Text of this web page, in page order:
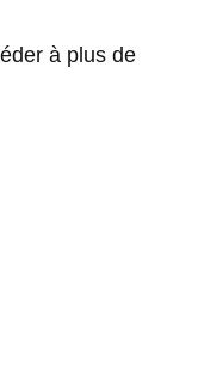
à plus de